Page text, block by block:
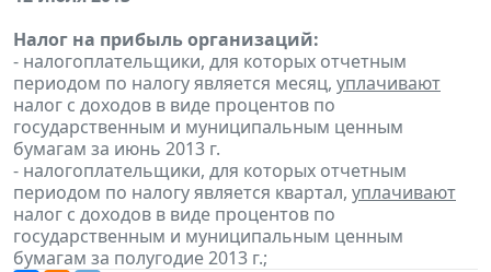
Налог на прибыль организаций:
- налогоплательщики, для которых отчетным
периодом по налогу является месяц, уплачивают
налог с доходов в виде процентов по
государственным и муниципальным ценным
бумагам за июнь 2013 г.
- налогоплательщики, для которых отчетным
периодом по налогу является квартал, уплачивают
налог с доходов в виде процентов по
государственным и муниципальным ценным
бумагам за полугодие 2013 г.;